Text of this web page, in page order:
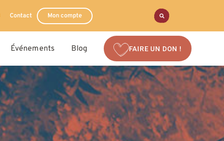
Contact Mon compte
Événements Blog FAIRE UN DON !